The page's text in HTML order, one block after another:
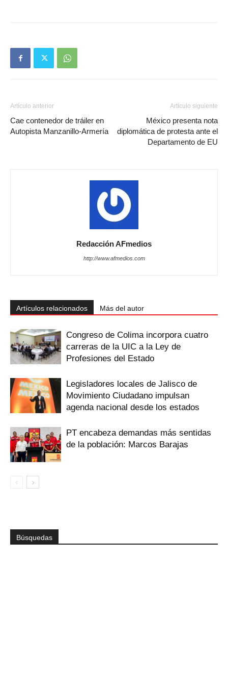
Artículo anterior
Cae contenedor de tráiler en
Autopista Manzanillo-Armería
Artículo siguiente
México presenta nota
diplomática de protesta ante el
Departamento de EU
Redacción AFmedios
http://www.afmedios.com
Artículos relacionados Más del autor
Congreso de Colima incorpora cuatro
carreras de la UIC a la Ley de
Profesiones del Estado
Legisladores locales de Jalisco de
Movimiento Ciudadano impulsan
agenda nacional desde los estados
PT encabeza demandas más sentidas
de la población: Marcos Barajas
Búsquedas